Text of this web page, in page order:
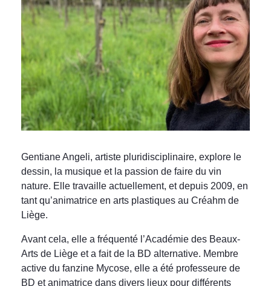
Gentiane Angeli, artiste pluridisciplinaire, explore le
dessin, la musique et la passion de faire du vin
nature. Elle travaille actuellement, et depuis 2009, en
tant qu’animatrice en arts plastiques au Créahm de
Liège.
Avant cela, elle a fréquenté l’Académie des Beaux-
Arts de Liège et a fait de la BD alternative. Membre
active du fanzine Mycose, elle a été professeure de
BD et animatrice dans divers lieux pour différents